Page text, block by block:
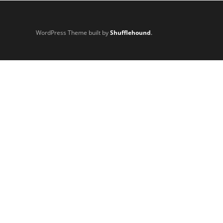
WordPress Theme built byShufflehound.